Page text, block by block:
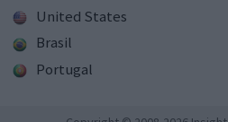
United States
Brasil
Portugal